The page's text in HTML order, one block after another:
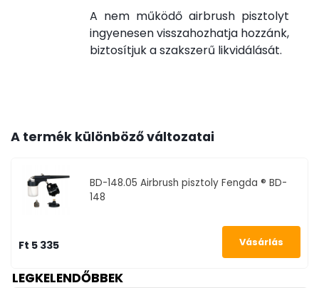
A nem működő airbrush pisztolyt
ingyenesen visszahozhatja hozzánk,
biztosítjuk a szakszerű likvidálását.
A termék különböző változatai
BD-148.05 Airbrush pisztoly Fengda ® BD-
148
Ft 5 335
LEGKELENDŐBBEK